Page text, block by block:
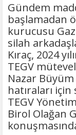
Gündem
başlamadan
kurucusu
silah
Kıraç, 2024
TEGV
Nazar Büyüm
hatıraları
TEGV
Birol Olağan